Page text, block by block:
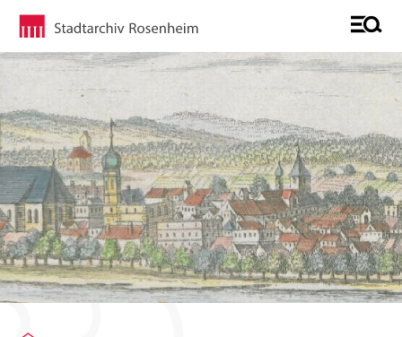
Sie befinden sich auf der Seite "Detailseite"